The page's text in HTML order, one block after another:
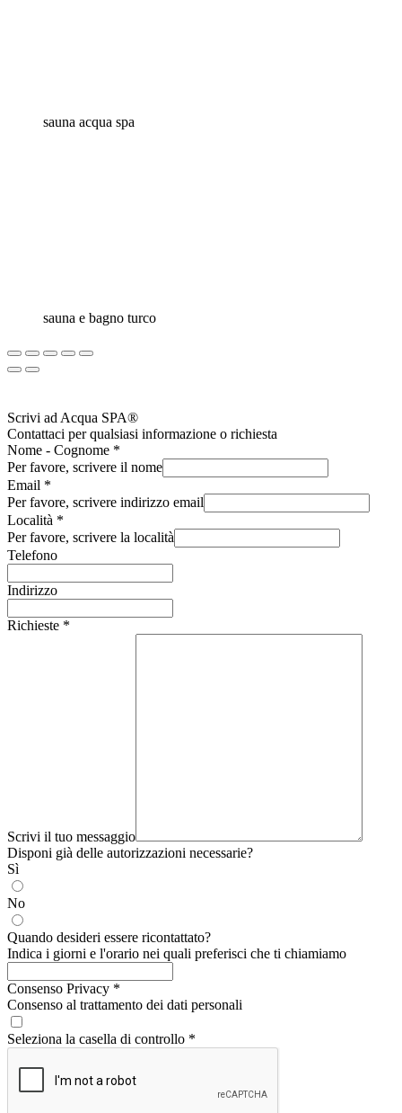
sauna acqua spa
sauna e bagno turco
Scrivi ad Acqua SPA®
Contattaci per qualsiasi informazione o richiesta
Nome - Cognome *
Per favore, scrivere il nome
Email *
Per favore, scrivere indirizzo email
Località *
Per favore, scrivere la località
Telefono
Indirizzo
Richieste *
Scrivi il tuo messaggio
Disponi già delle autorizzazioni necessarie?
Sì
No
Quando desideri essere ricontattato?
Indica i giorni e l'orario nei quali preferisci che ti chiamiamo
Consenso Privacy *
Consenso al trattamento dei dati personali
Seleziona la casella di controllo *